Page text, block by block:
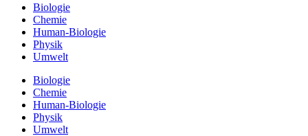
Biologie
Chemie
Human-Biologie
Physik
Umwelt
Biologie
Chemie
Human-Biologie
Physik
Umwelt